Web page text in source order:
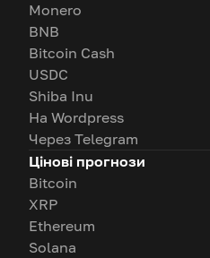
Monero
BNB
Bitcoin Cash
USDC
Shiba Inu
На Wordpress
Через Telegram
Цінові прогнози
Bitcoin
XRP
Ethereum
Solana